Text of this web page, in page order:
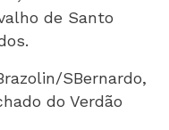
de Santo
SBernardo,
do Verdão